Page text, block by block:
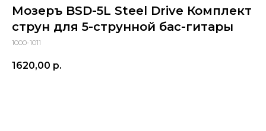
Мозеръ BSD-5L Steel Drive Комплект
струн для 5-струнной бас-гитары
1000-1011
1620,00 р.